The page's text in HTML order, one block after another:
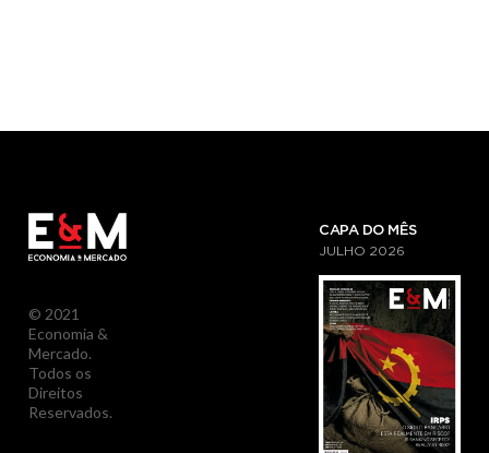
© 2021
Economia &
Mercado.
Todos os
Direitos
Reservados.
CAPA DO MÊS
JULHO 2026